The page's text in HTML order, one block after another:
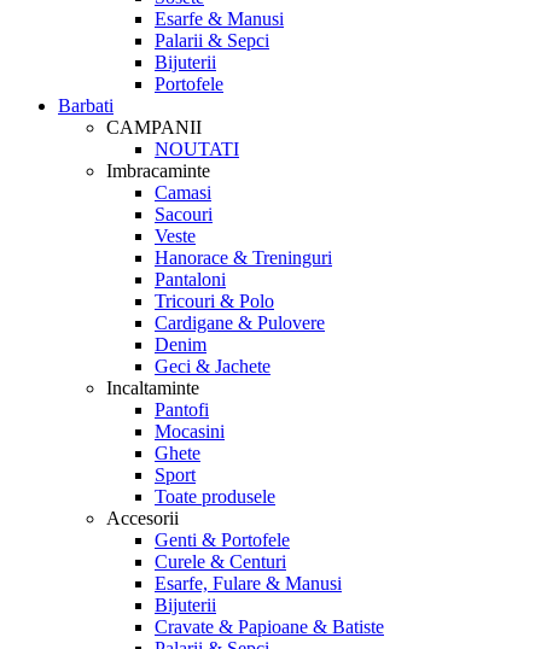
Esarfe & Manusi
Palarii & Sepci
Bijuterii
Portofele
Barbati
CAMPANII
NOUTATI
Imbracaminte
Camasi
Sacouri
Veste
Hanorace & Treninguri
Pantaloni
Tricouri & Polo
Cardigane & Pulovere
Denim
Geci & Jachete
Incaltaminte
Pantofi
Mocasini
Ghete
Sport
Toate produsele
Accesorii
Genti & Portofele
Curele & Centuri
Esarfe, Fulare & Manusi
Bijuterii
Cravate & Papioane & Batiste